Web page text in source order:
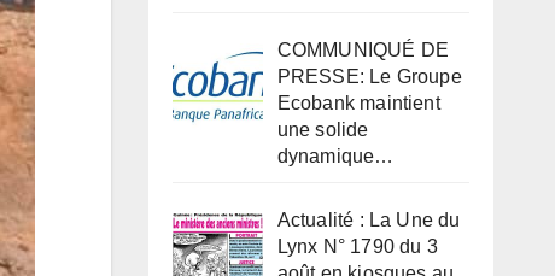
COMMUNIQUÉ DE
PRESSE: Le Groupe
Ecobank maintient
une solide
dynamique…
Actualité : La Une du
Lynx N° 1790 du 3